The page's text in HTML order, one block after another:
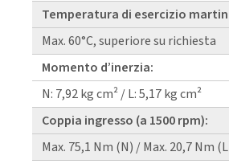
Temperatura di esercizio
Max. 60°C, superiore su richiesta
Momento d’inerzia:
N: 7,92 kg cm² / L: 5,17 kg cm²
Coppia ingresso (a 1500 rpm):
Max. 75,1 Nm (N) / Max. 20,7 Nm